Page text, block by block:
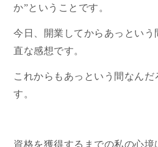
か”ということです。
今日、開業してからあっとい
直な感想です。
これからもあっという間なん
す。
資格を獲得するまでの私の心